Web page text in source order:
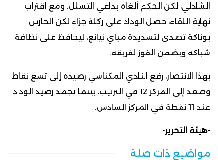
الشادلي، لكن الحكم ألغاه بداعي التسلل. ومع اقتراب
نهاية اللقاء، حصل الوداد على ركلة جزاء لكن الحارس
بوناكة تصدى لتسديدة مباي نيانغ، ليحافظ على نظافة
شباكه ويضمن الفوز لفريقه.
بهذا الانتصار، رفع النادي المكناسي رصيده إلى تسع نقاط
وصعد إلى المركز 12 في الترتيب، بينما تجمد رصيد الوداد
عند 11 نقطة في المركز السادس.
-هيئة التحرير-
مواضيع ذات صلة